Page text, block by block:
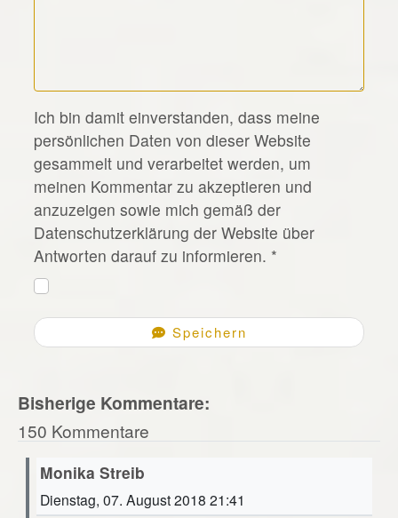
*
Ich bin damit einverstanden, dass meine
persönlichen Daten von dieser Website
gesammelt und verarbeitet werden, um
meinen Kommentar zu akzeptieren und
anzuzeigen sowie mich gemäß der
Datenschutzerklärung der Website über
Antworten darauf zu informieren. *
Speichern
Bisherige Kommentare:
150 Kommentare
Monika Streib
Dienstag, 07. August 2018 21:41